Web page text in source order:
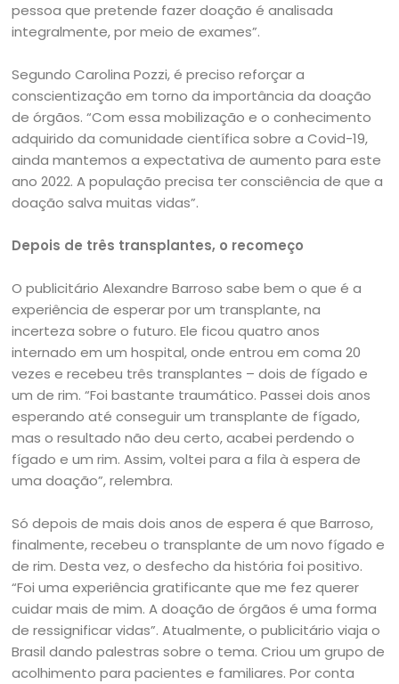
pessoa que pretende fazer doação é analisada
integralmente, por meio de exames”.
Segundo Carolina Pozzi, é preciso reforçar a
conscientização em torno da importância da doação
de órgãos. “Com essa mobilização e o conhecimento
adquirido da comunidade científica sobre a Covid-19,
ainda mantemos a expectativa de aumento para este
ano 2022. A população precisa ter consciência de que a
doação salva muitas vidas”.
Depois de três transplantes, o recomeço
O publicitário Alexandre Barroso sabe bem o que é a
experiência de esperar por um transplante, na
incerteza sobre o futuro. Ele ficou quatro anos
internado em um hospital, onde entrou em coma 20
vezes e recebeu três transplantes – dois de fígado e
um de rim. “Foi bastante traumático. Passei dois anos
esperando até conseguir um transplante de fígado,
mas o resultado não deu certo, acabei perdendo o
fígado e um rim. Assim, voltei para a fila à espera de
uma doação”, relembra.
Só depois de mais dois anos de espera é que Barroso,
finalmente, recebeu o transplante de um novo fígado e
de rim. Desta vez, o desfecho da história foi positivo.
“Foi uma experiência gratificante que me fez querer
cuidar mais de mim. A doação de órgãos é uma forma
de ressignificar vidas”. Atualmente, o publicitário viaja o
Brasil dando palestras sobre o tema. Criou um grupo de
acolhimento para pacientes e familiares. Por conta